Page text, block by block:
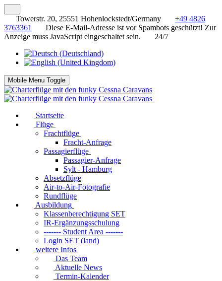
Towerstr. 20, 25551 Hohenlockstedt/Germany
+49 4826
3763361
Diese E-Mail-Adresse ist vor Spambots geschützt! Zur
Anzeige muss JavaScript eingeschaltet sein.
24/7
Mobile Menu Toggle
Startseite
Flüge
Frachtflüge
Fracht-Anfrage
Passagierflüge
Passagier-Anfrage
Sylt - Hamburg
Absetzflüge
Air-to-Air-Fotografie
Rundflüge
Ausbildung
Klassenberechtigung SET
IR-Ergänzungsschulung
------- Student Area -------
Login SET (land)
weitere Infos
Das Team
Aktuelle News
Termin-Kalender